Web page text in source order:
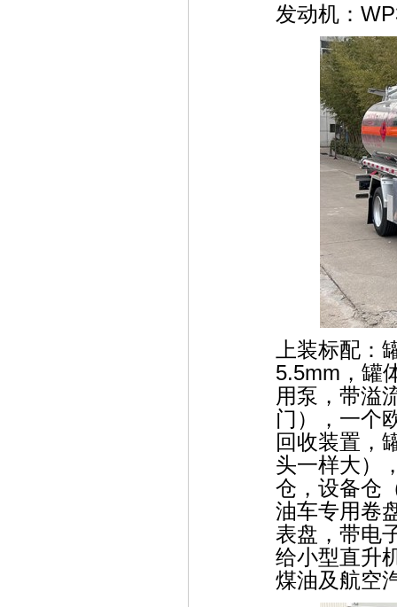
发动机：
上装标配：
5.5mm，罐
用泵，带溢
门），一个
回收装置，
头一样大）
仓，设备仓
油车专用卷
表盘，带电
给小型直升
煤油及航空